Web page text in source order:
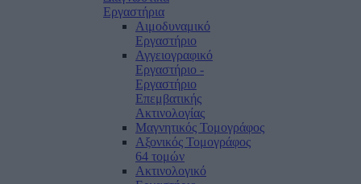
Εργαστήρια
Αιμοδυναμικό
Εργαστήριο
Αγγειογραφικό
Εργαστήριο -
Εργαστήριο
Επεμβατικής
Ακτινολογίας
Μαγνητικός Τομογράφος
Αξονικός Τομογράφος
64 τομών
Ακτινολογικό